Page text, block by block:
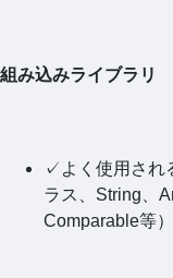
組み込みライブラリ
✓よく使用され
ラス、String、
Comparable等）